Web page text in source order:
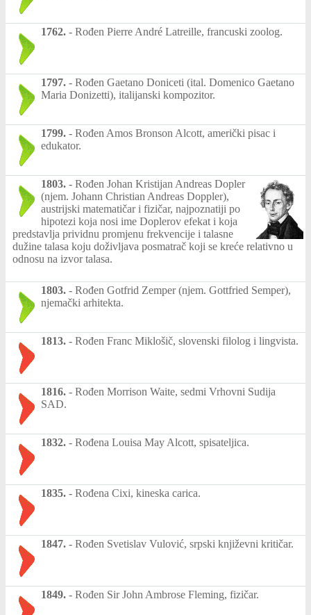
1762. - Rođen Pierre André Latreille, francuski zoolog.
1797. - Rođen Gaetano Doniceti (ital. Domenico Gaetano
Maria Donizetti), italijanski kompozitor.
1799. - Rođen Amos Bronson Alcott, američki pisac i
edukator.
1803. - Rođen Johan Kristijan Andreas Dopler
(njem. Johann Christian Andreas Doppler),
austrijski matematičar i fizičar, najpoznatiji po
hipotezi koja nosi ime Doplerov efekat i koja
predstavlja prividnu promjenu frekvencije i talasne
dužine talasa koju doživljava posmatrač koji se kreće relativno u
odnosu na izvor talasa.
1803. - Rođen Gotfrid Zemper (njem. Gottfried Semper),
njemački arhitekta.
1813. - Rođen Franc Miklošič, slovenski filolog i lingvista.
1816. - Rođen Morrison Waite, sedmi Vrhovni Sudija
SAD.
1832. - Rođena Louisa May Alcott, spisateljica.
1835. - Rođena Cixi, kineska carica.
1847. - Rođen Svetislav Vulović, srpski književni kritičar.
1849. - Rođen Sir John Ambrose Fleming, fizičar.